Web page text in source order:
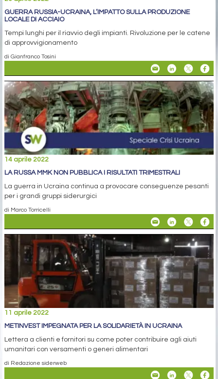
GUERRA RUSSIA-UCRAINA, L’IMPATTO SULLA PRODUZIONE
LOCALE DI ACCIAIO
Tempi lunghi per il riavvio degli impianti. Rivoluzione per le catene
di approvvigionamento
di Gianfranco Tosini
14 aprile 2022
LA RUSSA MMK NON PUBBLICA I RISULTATI TRIMESTRALI
La guerra in Ucraina continua a provocare conseguenze pesanti
per i grandi gruppi siderurgici
di Marco Torricelli
11 aprile 2022
METINVEST IMPEGNATA PER LA SOLIDARIETÀ IN UCRAINA
Lettera a clienti e fornitori su come poter contribuire agli aiuti
umanitari con versamenti o generi alimentari
di Redazione siderweb